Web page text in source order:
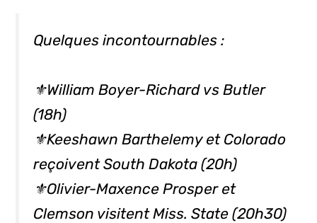
Quelques incontournables :
⚜William Boyer-Richard vs Butler
(18h)
⚜Keeshawn Barthelemy et Colorado
reçoivent South Dakota (20h)
⚜Olivier-Maxence Prosper et
Clemson visitent Miss. State (20h30)